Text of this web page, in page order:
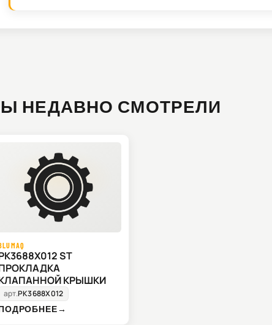
НЕДАВНО СМОТРЕЛИ
ST
КРЫШКИ
арт.PK3688X012
→